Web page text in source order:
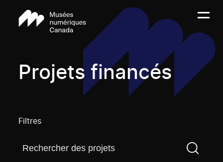
Projets financés
Filtres
Trouvez un projetVous devez saisir un terme de